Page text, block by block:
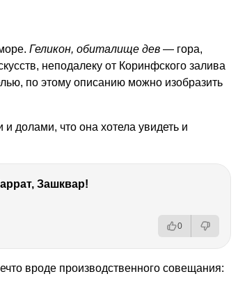
Геликон, обиталище дев — гора,
неподалеку от Коринфского залива
по этому описанию можно изобразить
долами, что она хотела увидеть и
Зашквар!
0
вроде производственного совещания: